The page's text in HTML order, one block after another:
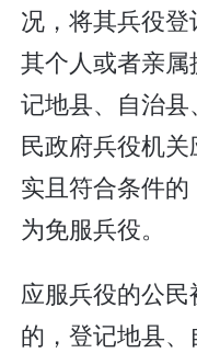
况，将其兵役登
其个人或者亲
记地县、自治
民政府兵役机
实且符合条件
为免服兵役。
应服兵役的公
的，登记地县